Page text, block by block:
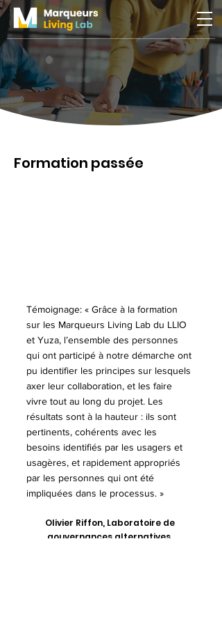
Formation passée
Témoignage: « Grâce à la formation
sur les Marqueurs Living Lab du LLIO
et Yuza, l’ensemble des personnes
qui ont participé à notre démarche ont
pu identifier les principes sur lesquels
axer leur collaboration, et les faire
vivre tout au long du projet. Les
résultats sont à la hauteur : ils sont
pertinents, cohérents avec les
besoins identifiés par les usagers et
usagères, et rapidement appropriés
par les personnes qui ont été
impliquées dans le processus. »
Olivier Riffon, Laboratoire de
gouvernances alternatives,